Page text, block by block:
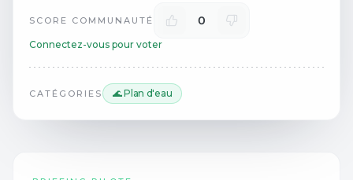
SCORE COMMUNAUTÉ 0
Connectez-vous pour voter
CATÉGORIES 🌊 Plan d'eau